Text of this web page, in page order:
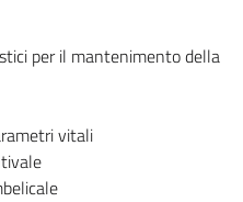
per il mantenimento della
vitali